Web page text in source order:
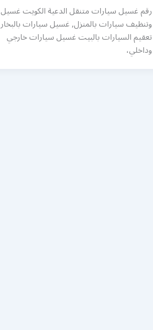
رقم غسيل سيارات متنقل الدعية الكويت غسيل
وتنظيف سيارات بالمنزل, غسيل سيارات بالبخار
تعقيم السيارات بالبيت غسيل سيارات خارجي
وداخلي،